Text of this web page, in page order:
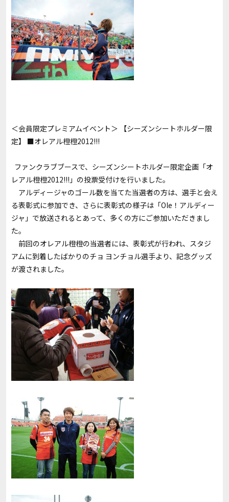
＜会員限定プレミアムイベント＞ 【シーズンシートホルダー限
定】 ■オレアル橙橙2012!!!
ファンクラブブースで、シーズンシートホルダー限定企画「オ
レアル橙橙2012!!!」の投票受付けを行いました。
アルディージャのゴール数を当てた当選者の方は、選手と会え
る表彰式に参加でき、さらに表彰式の様子は「Ole！アルディー
ジャ」で放送されるとあって、多くの方にご参加いただきまし
た。
前回のオレアル橙橙の当選者には、表彰式が行われ、スタジ
アムに到着したばかりのチョ ヨンチョル選手より、記念グッズ
が渡されました。